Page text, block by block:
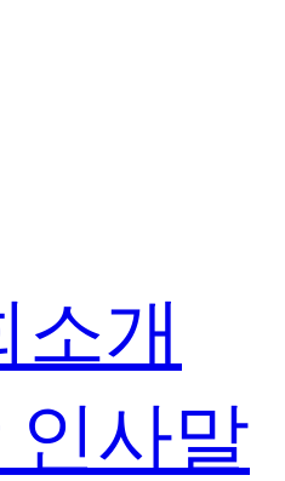
소개
인사말